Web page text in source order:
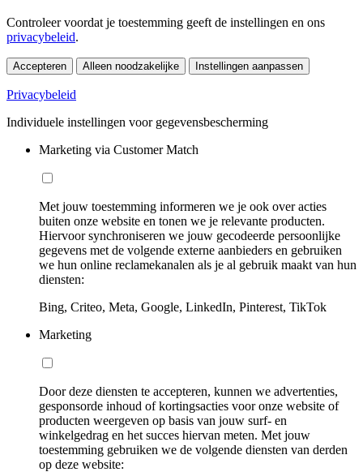
Controleer voordat je toestemming geeft de instellingen en ons
privacybeleid.
Accepteren Alleen noodzakelijke Instellingen aanpassen
Privacybeleid
Individuele instellingen voor gegevensbescherming
Marketing via Customer Match
Met jouw toestemming informeren we je ook over acties
buiten onze website en tonen we je relevante producten.
Hiervoor synchroniseren we jouw gecodeerde persoonlijke
gegevens met de volgende externe aanbieders en gebruiken
we hun online reclamekanalen als je al gebruik maakt van hun
diensten:
Bing, Criteo, Meta, Google, LinkedIn, Pinterest, TikTok
Marketing
Door deze diensten te accepteren, kunnen we advertenties,
gesponsorde inhoud of kortingsacties voor onze website of
producten weergeven op basis van jouw surf- en
winkelgedrag en het succes hiervan meten. Met jouw
toestemming gebruiken we de volgende diensten van derden
op deze website: